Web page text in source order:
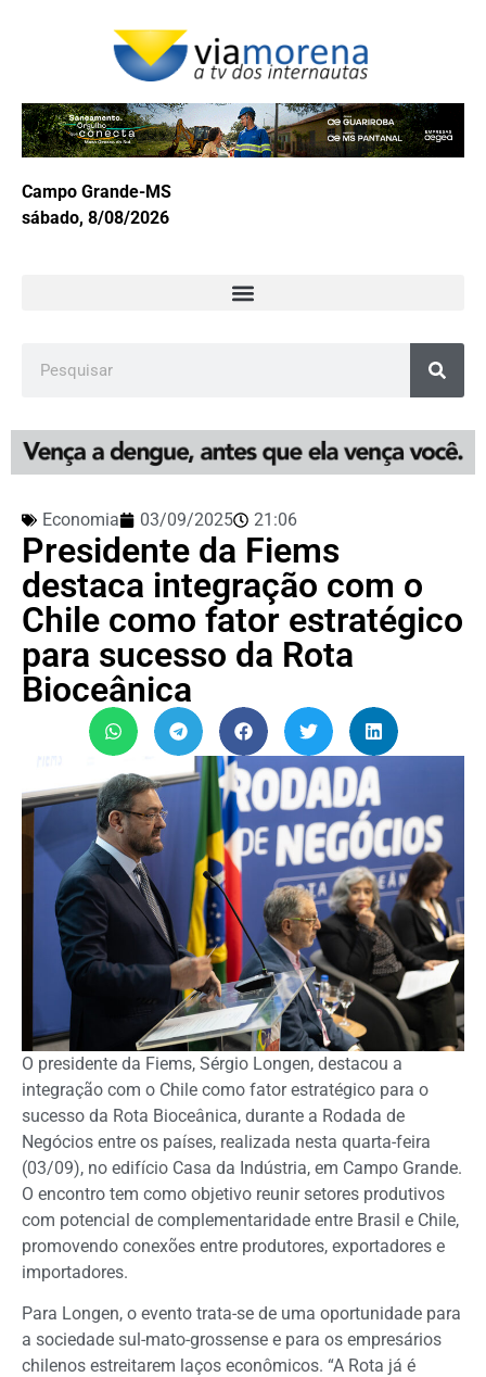
Campo Grande-MS
sábado, 8/08/2026
Economia 03/09/2025 21:06
Presidente da Fiems
destaca integração com o
Chile como fator estratégico
para sucesso da Rota
Bioceânica
O presidente da Fiems, Sérgio Longen, destacou a
integração com o Chile como fator estratégico para o
sucesso da Rota Bioceânica, durante a Rodada de
Negócios entre os países, realizada nesta quarta-feira
(03/09), no edifício Casa da Indústria, em Campo Grande.
O encontro tem como objetivo reunir setores produtivos
com potencial de complementaridade entre Brasil e Chile,
promovendo conexões entre produtores, exportadores e
importadores.
Para Longen, o evento trata-se de uma oportunidade para
a sociedade sul-mato-grossense e para os empresários
chilenos estreitarem laços econômicos. “A Rota já é